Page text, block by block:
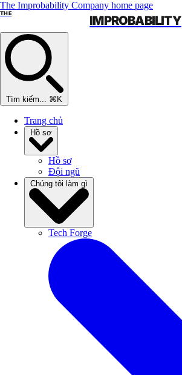
The Improbability Company home page
THE IMPROBABILITY
Tìm kiếm... ⌘K
Trang chủ
Hồ sơ
Đội ngũ
Tech Forge